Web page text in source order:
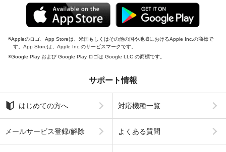
Appleのロゴ、App Storeは、米国もしくはその他の国や地域におけるApple Inc.の商標で
す。App Storeは、Apple Inc.のサービスマークです。
Google Play および Google Play ロゴは Google LLC の商標です。
サポート情報
はじめての方へ 対応機種一覧
メールサービス登録/解除 よくある質問